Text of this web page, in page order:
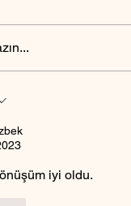
fotoğraf nasıl
iyi oldu.